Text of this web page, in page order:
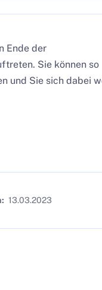
Ende der
Sie können so
und Sie sich dabei
13.03.2023